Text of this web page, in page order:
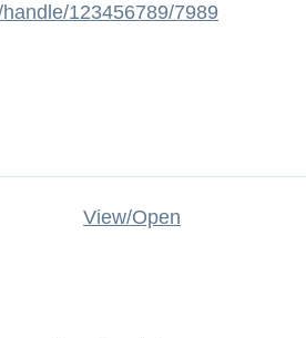
123456789/7989
View/Open